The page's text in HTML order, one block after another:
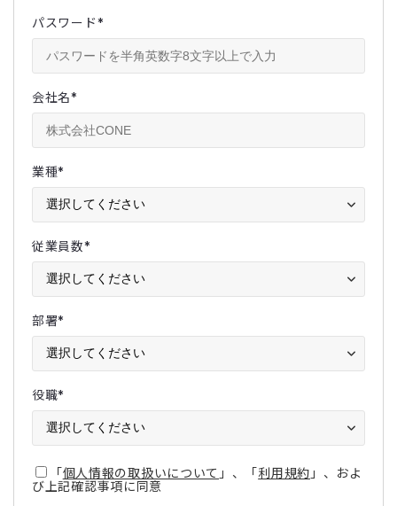
パスワード*
会社名*
業種*
従業員数*
部署*
役職*
「個人情報の取扱いについて 」、「利用規約 」、およ
び上記確認事項に同意